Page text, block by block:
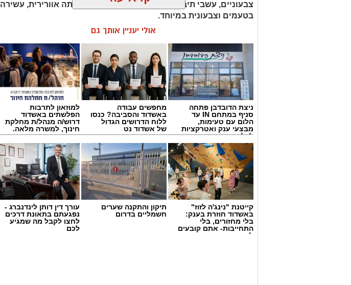
צבעוניים, עשבי תיבול טריים ותיבול עדין, ויוצר חביתה אוורירית, עשירה
בטעמים וצבעונית במיוחד.
ai
אולי יעניין אותך גם
ניצת הדובדבן פתחה
סניף במתחם IN עד
הלום עם טעימות,
מבצעי ענק ואטרקציות
לכל המשפחה
מחפשים עבודה
באשדוד והסביבה? כנסו
ללוח הדרושים הגדול
של אשדוד נט
למוזאון לתרבות
הפלשתים באשדוד
דרוש/ה מנהל/ת מחלקת
חינוך, למשרה מלאה.
קייטנת "נינג'ה לזוז"
באשדוד חוזרת בענק:
בלי מחזורים, בלי
התחייבות- אתם קובעים
לכמה ואיזה ימים
תיקון והתקנה שערים
חשמליים בדרום
עורך דין דותן לינדנברג -
נפגעתם בתאונת דרכים
לחצו לקבל מה שמגיע
לכם